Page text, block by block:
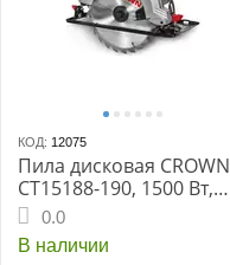
КОД: 12075
Пила дисковая CROWN
CT15188-190, 1500 Вт,
диаметр диска 190/20
мм, пропил 66 мм, вес
4,4 кг
0.0
В наличии